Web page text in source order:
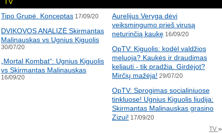
Tipo Grupė. Konceptas 17/09/20
Aurelijus Veryga dėvi
veiksmingumo prieš virusą
neturinčią kaukę 16/09/20
DVIKOVOS ANALIZĖ Skirmantas
Malinauskas vs Ugnius Kiguolis
30/07/20
OpTV: Kiguolis: kodėl valdžios
meluoja? Kaukės ir draudimas
keliauti - tik pradžia. Girdėjot?
Mirčių mažėja! 29/07/20
„Mortal Kombat“: Ugnius Kiguolis
vs Skirmantas Malinauskas
16/09/20
OpTV: Sprogimas socialiniuose
tinkluose! Ugnius Kiguolis liudija:
Skirmantas Malinauskas grasino
Zizui! 17/09/20
TV »